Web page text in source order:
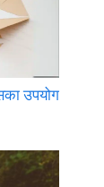
उपयोग